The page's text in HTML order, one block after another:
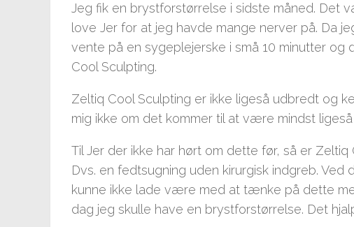
Jeg fik en brystforstørrelse i sidste måned. Det
love Jer for at jeg havde mange nerver på. Da
vente på en sygeplejerske i små 10 minutter
Cool Sculpting.
Zeltiq Cool Sculpting er ikke ligeså udbredt og
mig ikke om det kommer til at være mindst
Til Jer der ikke har hørt om dette før, så er
Dvs. en fedtsugning uden kirurgisk indgreb.
kunne ikke lade være med at tænke på dette
dag jeg skulle have en brystforstørrelse. Det